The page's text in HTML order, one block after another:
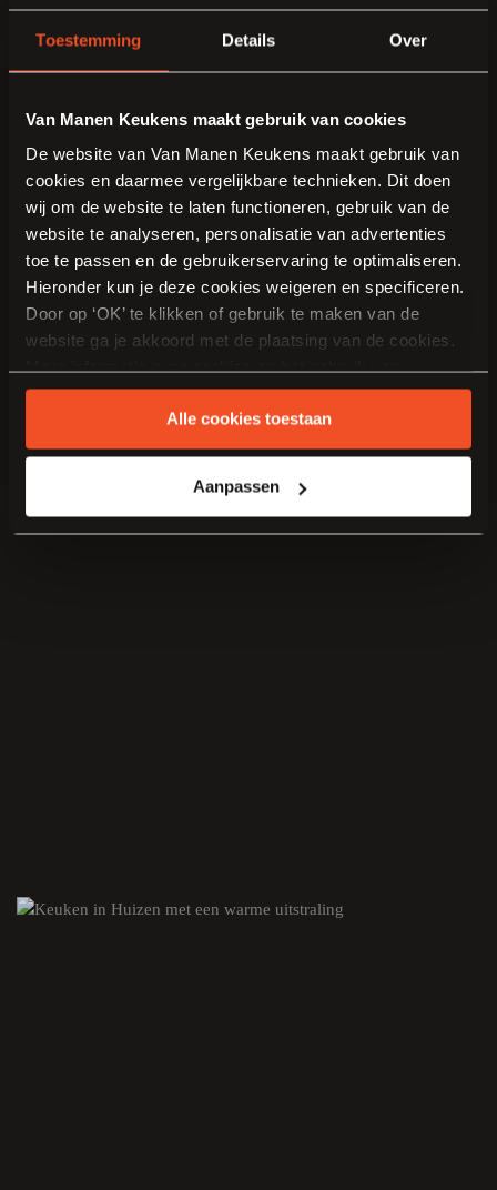
Toestemming Details Over
Van Manen Keukens maakt gebruik van cookies
De website van Van Manen Keukens maakt gebruik van
cookies en daarmee vergelijkbare technieken. Dit doen
wij om de website te laten functioneren, gebruik van de
website te analyseren, personalisatie van advertenties
toe te passen en de gebruikerservaring te optimaliseren.
Hieronder kun je deze cookies weigeren en specificeren.
Door op ‘OK’ te klikken of gebruik te maken van de
website ga je akkoord met de plaatsing van de cookies.
Meer informatie over cookies en het gebruik van
persoonsgegevens door Van Manen Keukens vind je
Alle cookies toestaan
Aanpassen